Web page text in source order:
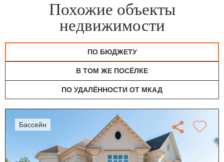
Похожие объекты
недвижимости
ПО БЮДЖЕТУ
В ТОМ ЖЕ ПОСЁЛКЕ
ПО УДАЛЁННОСТИ ОТ МКАД
бассейн